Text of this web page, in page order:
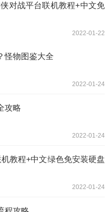
对战平台联机教程+中文免
2022-01-22
怪物图鉴大全
2022-01-24
攻略
2022-01-24
教程+中文绿色免安装硬盘
2022-01-24